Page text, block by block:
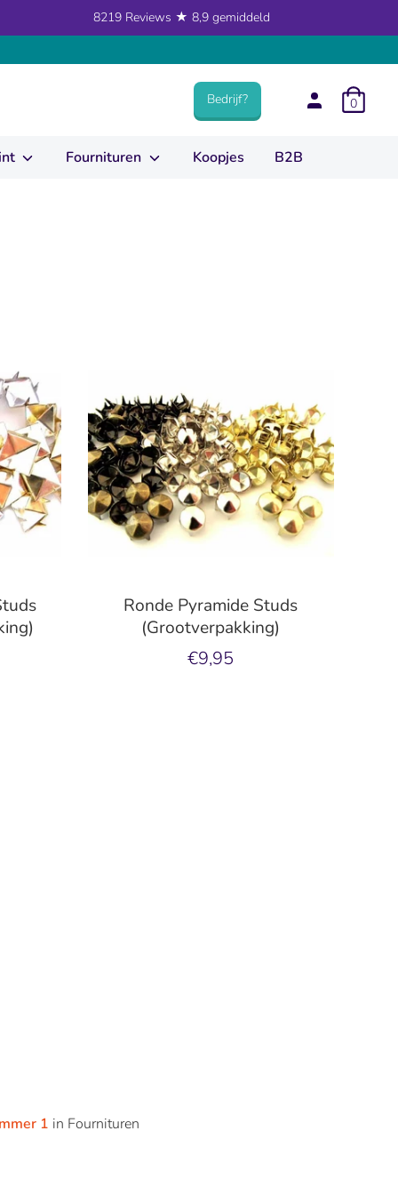
8219 Reviews ★ 8,9 gemiddeld
Bedrijf? 0
Fournituren Koopjes B2B
Ronde Pyramide Studs
(Grootverpakking)
€9,95
1 in Fournituren